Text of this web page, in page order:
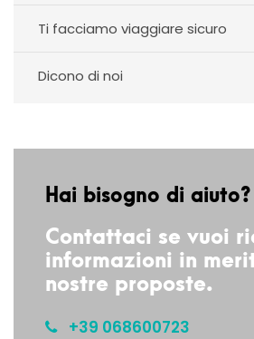
Ti facciamo viaggiare sicuro
Dicono di noi
Hai bisogno di aiuto?
Contattaci se vuoi
informazioni in
nostre proposte.
+39 068600723